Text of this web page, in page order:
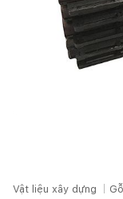
Vật liệu xây dựng Gỗ